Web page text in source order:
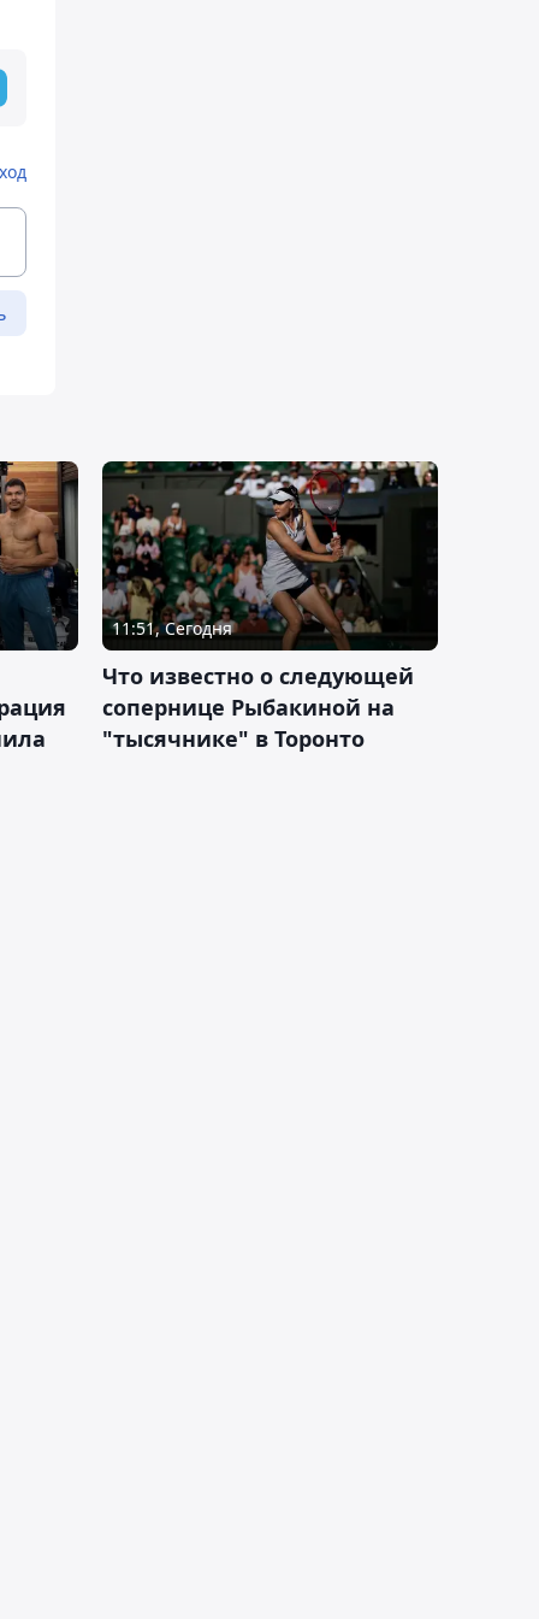
11:51, Сегодня
Что известно о следующей
сопернице Рыбакиной на
"тысячнике" в Торонто